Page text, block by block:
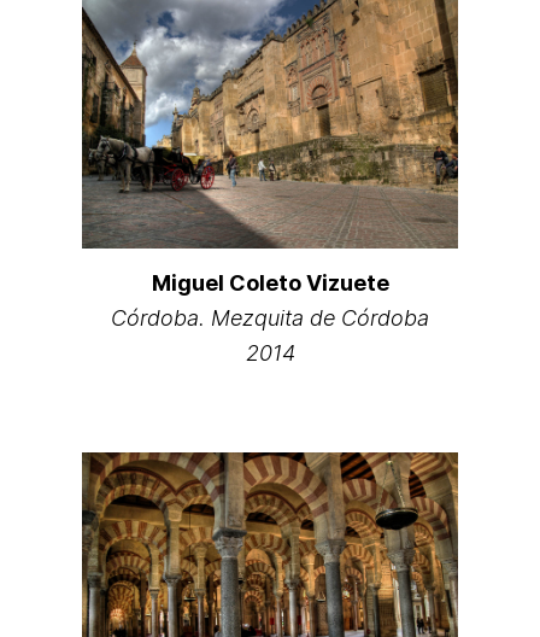
Miguel Coleto Vizuete
Córdoba. Mezquita de Córdoba
2014